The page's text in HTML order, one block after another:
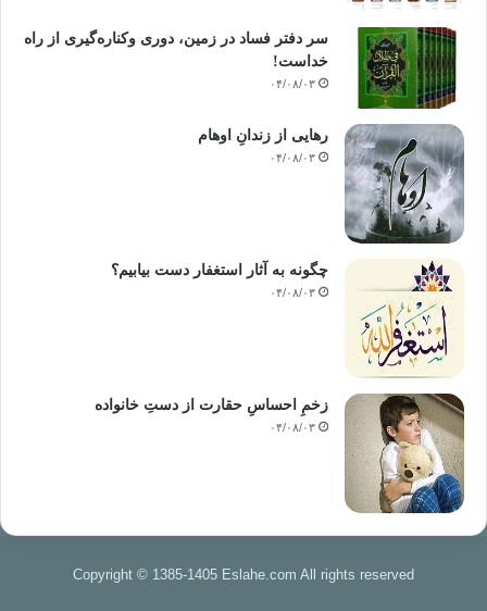
سر دفتر فساد در زمین‌، دوری وکناره‌گیری از راه
خداست‌!
۰۴/۰۸/۰۳
رهایی از زندانِ اوهام
۰۴/۰۸/۰۳
چگونه به آثار استغفار دست بیابیم؟
۰۴/۰۸/۰۳
زخمِ احساسِ حقارت از دستِ خانواده
۰۴/۰۸/۰۳
Copyright © 1385-1405 Eslahe.com All rights reserved